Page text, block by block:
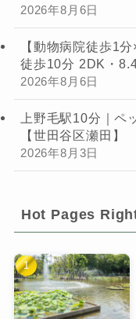
2026年8月6日
【動物病院徒歩1
徒歩10分 2DK・
2026年8月6日
上野毛駅10分｜ペ
【世田谷区瀬田】
2026年8月3日
Hot Pages